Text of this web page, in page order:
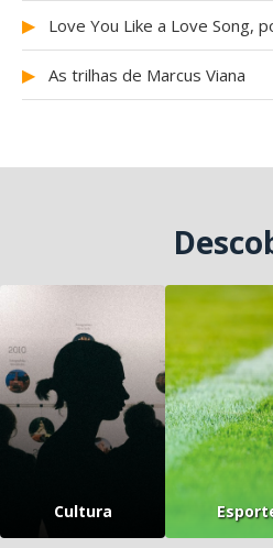
▶ Love You Like a Love Song,
▶ As trilhas de Marcus Viana
Cultura